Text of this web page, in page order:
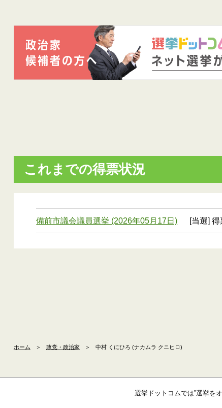
これまでの得票状況
備前市議会議員選挙 (2026年05月17日) [当選]
ホーム ＞ 政党・政治家 ＞ 中村 くにひろ (ナカムラ クニヒロ)
選挙ドットコムでは”選挙を